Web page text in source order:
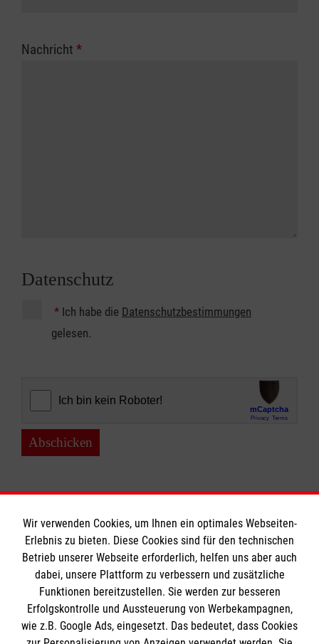
Nachricht *
Datenschutz
* Ich habe die Datenschutzbestimmungen
gelesen.
Abschicken
Informationen
Impressum
Datenschutz
Die Malteser
Wir verwenden Cookies, um Ihnen ein optimales Webseiten-
Erlebnis zu bieten. Diese Cookies sind für den technischen
Betrieb unserer Webseite erforderlich, helfen uns aber auch
dabei, unsere Plattform zu verbessern und zusätzliche
Funktionen bereitzustellen. Sie werden zur besseren
Erfolgskontrolle und Aussteuerung von Werbekampagnen,
wie z.B. Google Ads, eingesetzt. Das bedeutet, dass Cookies